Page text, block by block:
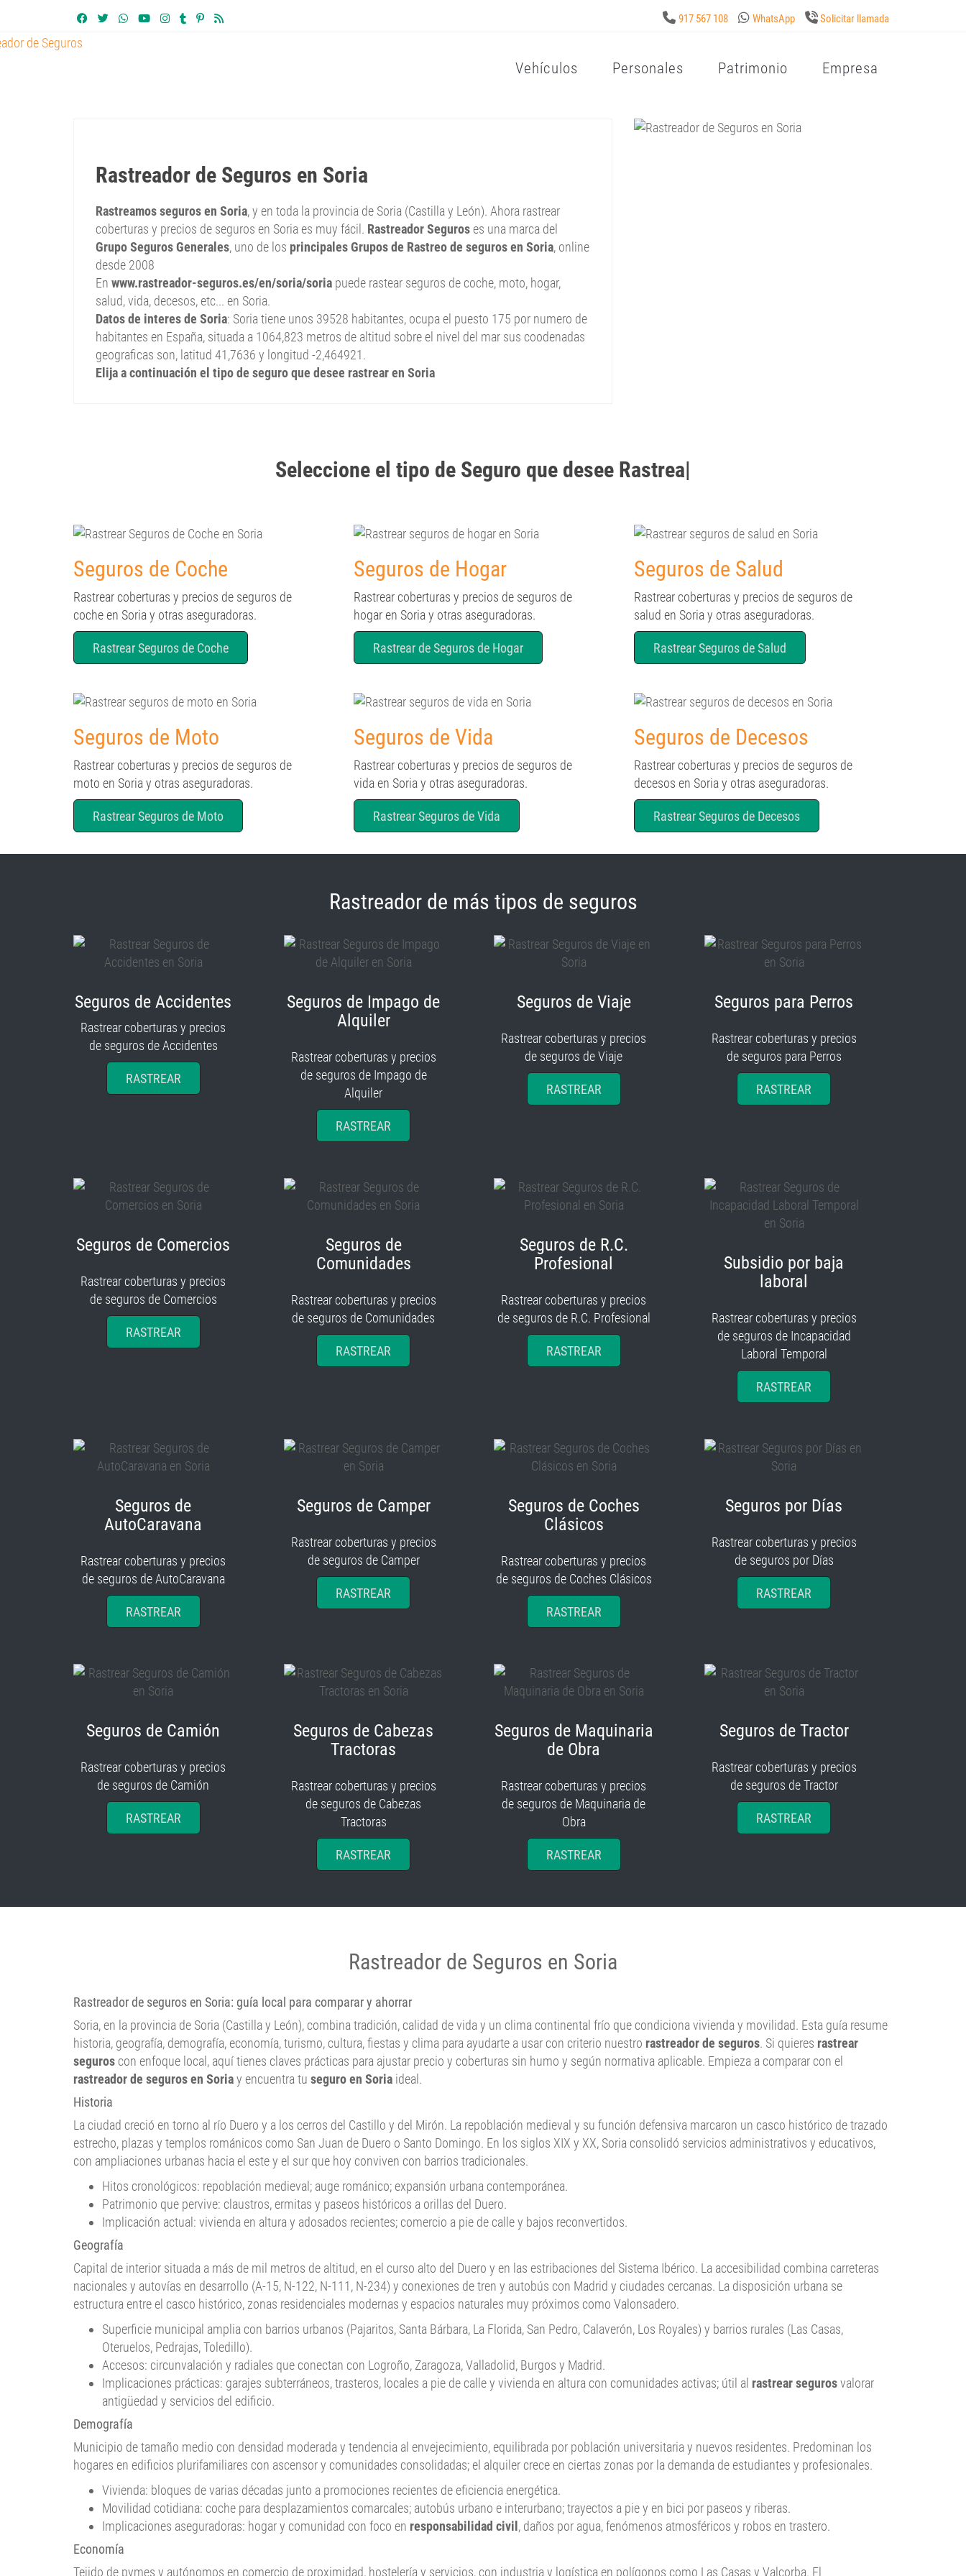
917 567 108 WhatsApp Solicitar llamada
Vehículos Personales Patrimonio Empresa
Rastreador de Seguros en Soria
Rastreamos seguros en Soria, y en toda la provincia de Soria (Castilla y León). Ahora rastrear
coberturas y precios de seguros en Soria es muy fácil. Rastreador Seguros es una marca del
Grupo Seguros Generales, uno de los principales Grupos de Rastreo de seguros en Soria, online
desde 2008
En www.rastreador-seguros.es/en/soria/soria puede rastear seguros de coche, moto, hogar,
salud, vida, decesos, etc... en Soria.
Datos de interes de Soria: Soria tiene unos 39528 habitantes, ocupa el puesto 175 por numero de
habitantes en España, situada a 1064,823 metros de altitud sobre el nivel del mar sus coodenadas
geograficas son, latitud 41,7636 y longitud -2,464921.
Elija a continuación el tipo de seguro que desee rastrear en Soria
Seleccione el tipo de Seguro que desee Rastrear
Seguros de Coche
Rastrear coberturas y precios de seguros de
coche en Soria y otras aseguradoras.
Rastrear Seguros de Coche
Seguros de Hogar
Rastrear coberturas y precios de seguros de
hogar en Soria y otras aseguradoras.
Rastrear de Seguros de Hogar
Seguros de Salud
Rastrear coberturas y precios de seguros de
salud en Soria y otras aseguradoras.
Rastrear Seguros de Salud
Seguros de Moto
Rastrear coberturas y precios de seguros de
moto en Soria y otras aseguradoras.
Rastrear Seguros de Moto
Seguros de Vida
Rastrear coberturas y precios de seguros de
vida en Soria y otras aseguradoras.
Rastrear Seguros de Vida
Seguros de Decesos
Rastrear coberturas y precios de seguros de
decesos en Soria y otras aseguradoras.
Rastrear Seguros de Decesos
Rastreador de más tipos de seguros
Seguros de Accidentes
Rastrear coberturas y precios
de seguros de Accidentes
RASTREAR
Seguros de Impago de
Alquiler
Rastrear coberturas y precios
de seguros de Impago de
Alquiler
RASTREAR
Seguros de Viaje
Rastrear coberturas y precios
de seguros de Viaje
RASTREAR
Seguros para Perros
Rastrear coberturas y precios
de seguros para Perros
RASTREAR
Seguros de Comercios
Rastrear coberturas y precios
de seguros de Comercios
RASTREAR
Seguros de
Comunidades
Rastrear coberturas y precios
de seguros de Comunidades
RASTREAR
Seguros de R.C.
Profesional
Rastrear coberturas y precios
de seguros de R.C. Profesional
RASTREAR
Subsidio por baja
laboral
Rastrear coberturas y precios
de seguros de Incapacidad
Laboral Temporal
RASTREAR
Seguros de
AutoCaravana
Rastrear coberturas y precios
de seguros de AutoCaravana
RASTREAR
Seguros de Camper
Rastrear coberturas y precios
de seguros de Camper
RASTREAR
Seguros de Coches
Clásicos
Rastrear coberturas y precios
de seguros de Coches Clásicos
RASTREAR
Seguros por Días
Rastrear coberturas y precios
de seguros por Días
RASTREAR
Seguros de Camión
Rastrear coberturas y precios
de seguros de Camión
RASTREAR
Seguros de Cabezas
Tractoras
Rastrear coberturas y precios
de seguros de Cabezas
Tractoras
RASTREAR
Seguros de Maquinaria
de Obra
Rastrear coberturas y precios
de seguros de Maquinaria de
Obra
RASTREAR
Seguros de Tractor
Rastrear coberturas y precios
de seguros de Tractor
RASTREAR
Rastreador de Seguros en Soria
Rastreador de seguros en Soria: guía local para comparar y ahorrar
Soria, en la provincia de Soria (Castilla y León), combina tradición, calidad de vida y un clima continental frío que condiciona vivienda y movilidad. Esta guía resume
historia, geografía, demografía, economía, turismo, cultura, fiestas y clima para ayudarte a usar con criterio nuestro rastreador de seguros. Si quieres rastrear
seguros con enfoque local, aquí tienes claves prácticas para ajustar precio y coberturas sin humo y según normativa aplicable. Empieza a comparar con el
rastreador de seguros en Soriay encuentra tu seguro en Soria ideal.
Historia
La ciudad creció en torno al río Duero y a los cerros del Castillo y del Mirón. La repoblación medieval y su función defensiva marcaron un casco histórico de trazado
estrecho, plazas y templos románicos como San Juan de Duero o Santo Domingo. En los siglos XIX y XX, Soria consolidó servicios administrativos y educativos,
con ampliaciones urbanas hacia el este y el sur que hoy conviven con barrios tradicionales.
Hitos cronológicos: repoblación medieval; auge románico; expansión urbana contemporánea.
Patrimonio que pervive: claustros, ermitas y paseos históricos a orillas del Duero.
Implicación actual: vivienda en altura y adosados recientes; comercio a pie de calle y bajos reconvertidos.
Geografía
Capital de interior situada a más de mil metros de altitud, en el curso alto del Duero y en las estribaciones del Sistema Ibérico. La accesibilidad combina carreteras
nacionales y autovías en desarrollo (A-15, N-122, N-111, N-234) y conexiones de tren y autobús con Madrid y ciudades cercanas. La disposición urbana se
estructura entre el casco histórico, zonas residenciales modernas y espacios naturales muy próximos como Valonsadero.
Superficie municipal amplia con barrios urbanos (Pajaritos, Santa Bárbara, La Florida, San Pedro, Calaverón, Los Royales) y barrios rurales (Las Casas,
Oteruelos, Pedrajas, Toledillo).
Accesos: circunvalación y radiales que conectan con Logroño, Zaragoza, Valladolid, Burgos y Madrid.
Implicaciones prácticas: garajes subterráneos, trasteros, locales a pie de calle y vivienda en altura con comunidades activas; útil al rastrear segurosvalorar
antigüedad y servicios del edificio.
Demografía
Municipio de tamaño medio con densidad moderada y tendencia al envejecimiento, equilibrada por población universitaria y nuevos residentes. Predominan los
hogares en edificios plurifamiliares con ascensor y comunidades consolidadas; el alquiler crece en ciertas zonas por la demanda de estudiantes y profesionales.
Vivienda: bloques de varias décadas junto a promociones recientes de eficiencia energética.
Movilidad cotidiana: coche para desplazamientos comarcales; autobús urbano e interurbano; trayectos a pie y en bici por paseos y riberas.
Implicaciones aseguradoras: hogar y comunidad con foco en responsabilidad civil , daños por agua, fenómenos atmosféricos y robos en trastero.
Economía
Tejido de pymes y autónomos en comercio de proximidad, hostelería y servicios, con industria y logística en polígonos como Las Casas y Valcorba. El